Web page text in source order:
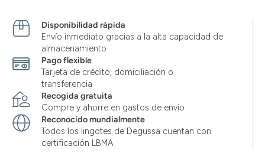
Disponibilidad rápida
Envío inmediato gracias a la alta capacidad de
almacenamiento
Pago flexible
Tarjeta de crédito, domiciliación o
transferencia
Recogida gratuita
Compre y ahorre en gastos de envío
Reconocido mundialmente
Todos los lingotes de Degussa cuentan con
certificación LBMA